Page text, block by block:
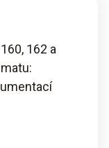
162 a